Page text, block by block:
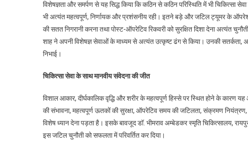
विशेषज्ञता और समर्पण से यह सिद्ध किया कि कठिन से कठिन परिस्थिति में भी चिकित्सा
भी अत्यंत महत्वपूर्ण, निर्णायक और प्रशंसनीय रही। इतने बड़े और जटिल ट्यूमर के
की सतत निगरानी करना तथा पोस्ट-ऑपरेटिव रिकवरी को सुरक्षित दिशा देना अत्यंत
शाह ने अपनी विशेषज्ञ सेवाओं के माध्यम से अत्यंत उत्कृष्ट ढंग से किया। उनकी
निभाई।
चिकित्सा सेवा के साथ मानवीय संवेदना की जीत
विशाल आकार, दीर्घकालिक वृद्धि और शरीर के महत्वपूर्ण हिस्से पर स्थित होने के
की संभावना, महत्वपूर्ण ऊतकों की सुरक्षा, ऑपरेटिव समय की जटिलता, संक्रमण
विशेष ध्यान देना पड़ता है। इसके बावजूद डॉ. भीमराव अम्बेडकर स्मृति चिकित्सालय,
इस जटिल चुनौती को सफलता में परिवर्तित कर दिया।